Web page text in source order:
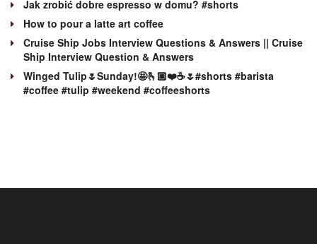
Jak zrobić dobre espresso w domu? #shorts
How to pour a latte art coffee
Cruise Ship Jobs Interview Questions & Answers || Cruise
Ship Interview Question & Answers
Winged Tulip🌷Sunday!🤩🫰🏼❤️☕️🌷#shorts #barista
#coffee #tulip #weekend #coffeeshorts